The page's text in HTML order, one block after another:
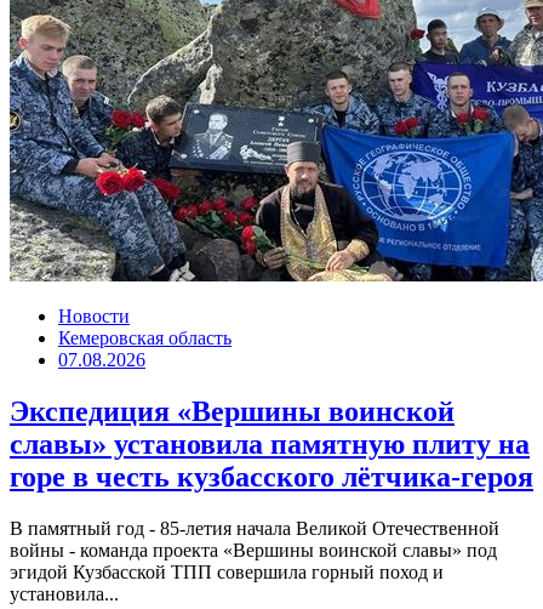
Новости
Кемеровская область
07.08.2026
Экспедиция «Вершины воинской
славы» установила памятную плиту на
горе в честь кузбасского лётчика-героя
В памятный год - 85-летия начала Великой Отечественной
войны - команда проекта «Вершины воинской славы» под
эгидой Кузбасской ТПП совершила горный поход и
установила...